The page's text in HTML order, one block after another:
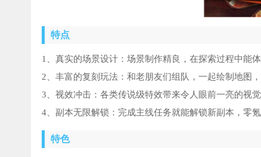
特点
1、真实的场景设计：场景制作精良，在探索过程中能
2、丰富的复刻玩法：和老朋友们组队，一起绘制地图，
3、视效冲击：各类传说级特效带来令人眼前一亮的视觉
4、副本无限解锁：完成主线任务就能解锁新副本，零
特色